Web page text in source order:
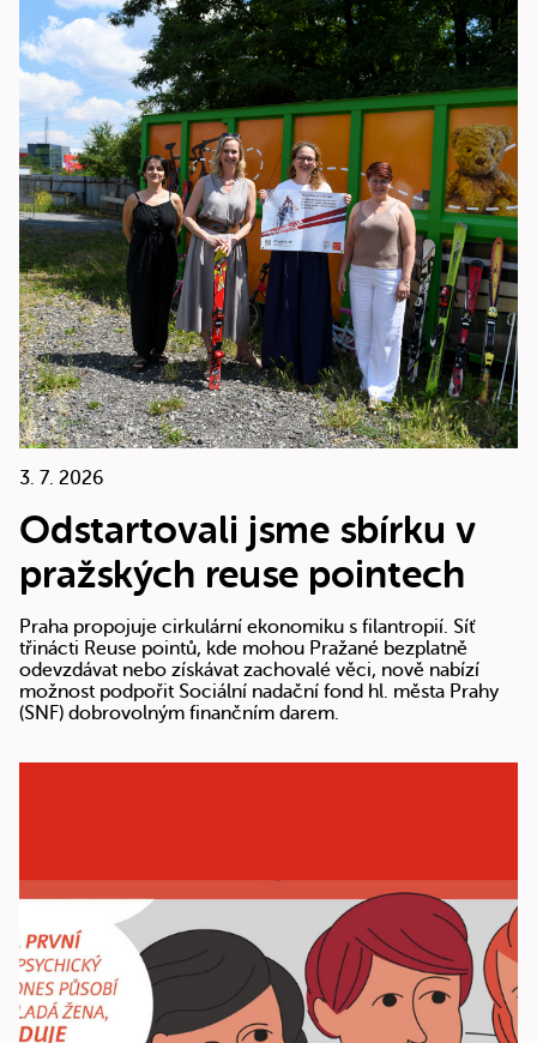
3. 7. 2026
Odstartovali jsme sbírku v
pražských reuse pointech
Praha propojuje cirkulární ekonomiku s filantropií. Síť
třinácti Reuse pointů, kde mohou Pražané bezplatně
odevzdávat nebo získávat zachovalé věci, nově nabízí
možnost podpořit Sociální nadační fond hl. města Prahy
(SNF) dobrovolným finančním darem.